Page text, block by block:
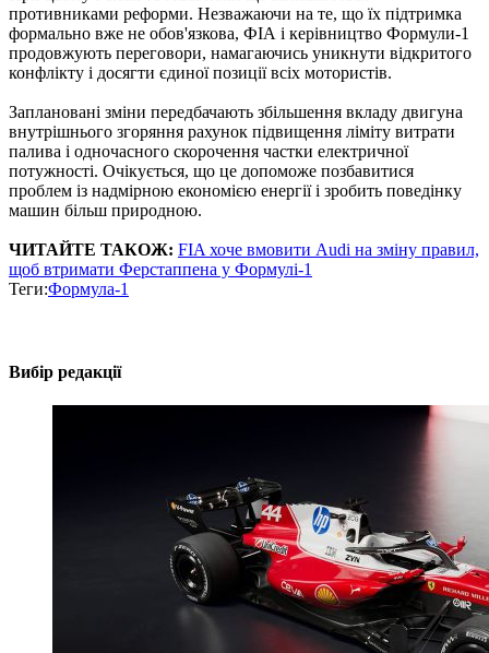
противниками реформи. Незважаючи на те, що їх підтримка
формально вже не обов'язкова, ФІА і керівництво Формули-1
продовжують переговори, намагаючись уникнути відкритого
конфлікту і досягти єдиної позиції всіх мотористів.
Заплановані зміни передбачають збільшення вкладу двигуна
внутрішнього згоряння рахунок підвищення ліміту витрати
палива і одночасного скорочення частки електричної
потужності. Очікується, що це допоможе позбавитися
проблем із надмірною економією енергії і зробить поведінку
машин більш природною.
ЧИТАЙТЕ ТАКОЖ: FIA хоче вмовити Audi на зміну правил,
щоб втримати Ферстаппена у Формулі-1
Теги:Формула-1
Вибір редакції